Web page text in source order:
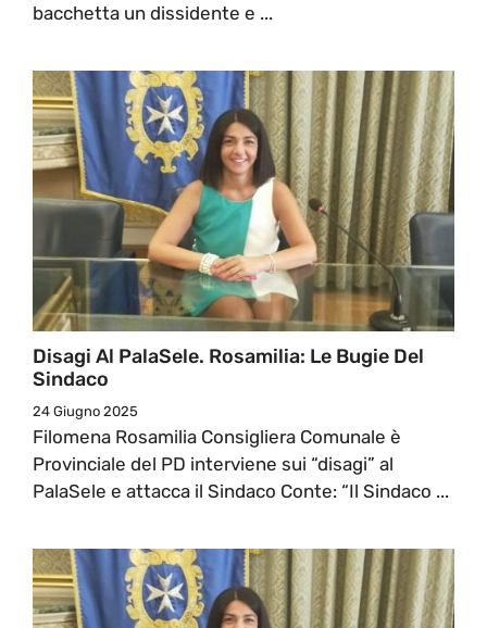
bacchetta un dissidente e ...
Disagi Al PalaSele. Rosamilia: Le Bugie Del
Sindaco
24 Giugno 2025
Filomena Rosamilia Consigliera Comunale è
Provinciale del PD interviene sui “disagi” al
PalaSele e attacca il Sindaco Conte: “Il Sindaco ...